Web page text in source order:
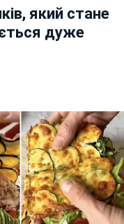
який стане
дуже